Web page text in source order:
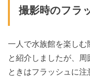
撮影時のフラ
一人で水族館を楽し
と紹介しましたが、
ときはフラッシュに注